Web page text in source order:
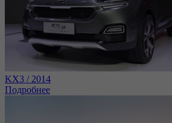
KX3 / 2014
Подробнее